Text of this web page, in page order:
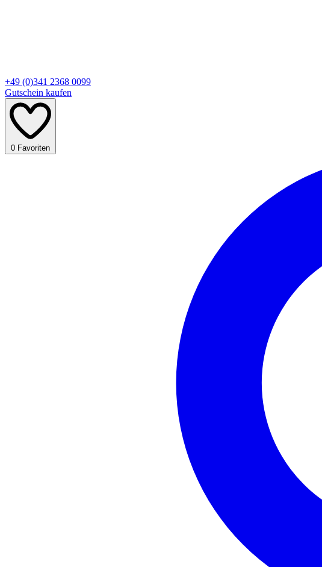
+49 (0)341 2368 0099
Gutschein kaufen
0 Favoriten